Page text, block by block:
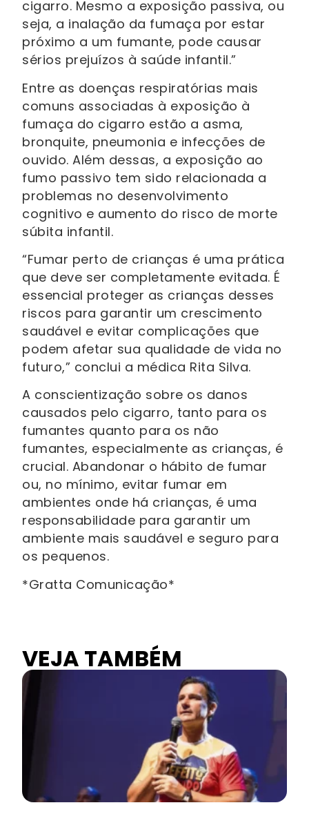
cigarro. Mesmo a exposição passiva, ou
seja, a inalação da fumaça por estar
próximo a um fumante, pode causar
sérios prejuízos à saúde infantil.”
Entre as doenças respiratórias mais
comuns associadas à exposição à
fumaça do cigarro estão a asma,
bronquite, pneumonia e infecções de
ouvido. Além dessas, a exposição ao
fumo passivo tem sido relacionada a
problemas no desenvolvimento
cognitivo e aumento do risco de morte
súbita infantil.
“Fumar perto de crianças é uma prática
que deve ser completamente evitada. É
essencial proteger as crianças desses
riscos para garantir um crescimento
saudável e evitar complicações que
podem afetar sua qualidade de vida no
futuro,” conclui a médica Rita Silva.
A conscientização sobre os danos
causados pelo cigarro, tanto para os
fumantes quanto para os não
fumantes, especialmente as crianças, é
crucial. Abandonar o hábito de fumar
ou, no mínimo, evitar fumar em
ambientes onde há crianças, é uma
responsabilidade para garantir um
ambiente mais saudável e seguro para
os pequenos.
*Gratta Comunicação*
VEJA TAMBÉM